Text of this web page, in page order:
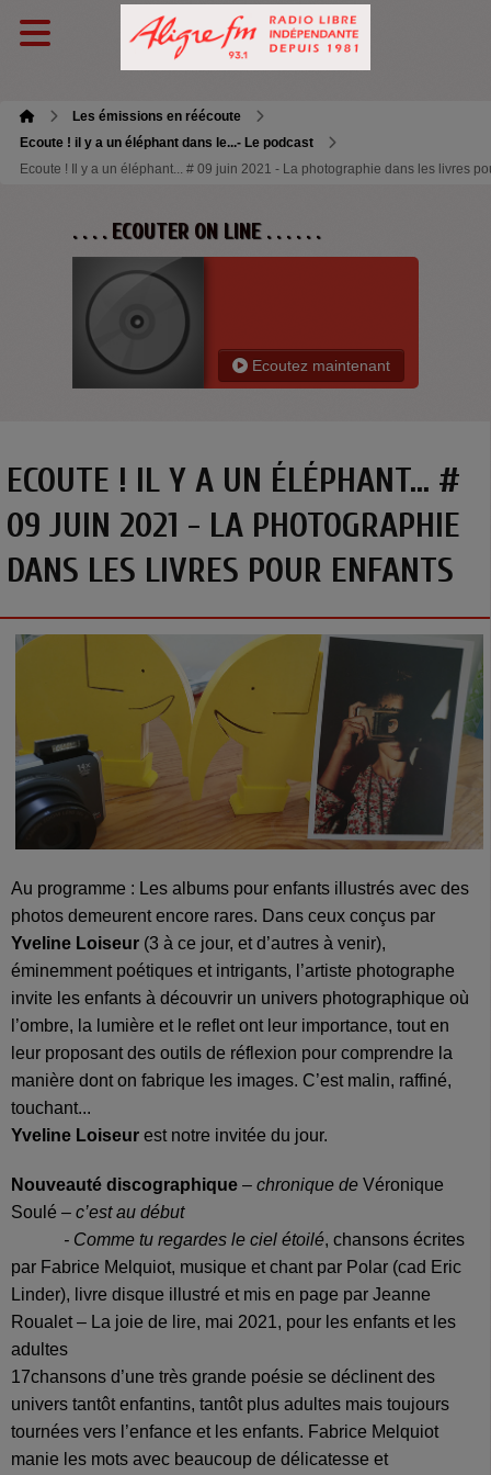
Les émissions en réécoute
Ecoute ! il y a un éléphant dans le...- Le podcast
Ecoute ! Il y a un éléphant... # 09 juin 2021 - La photographie dans les livres
. . . . ECOUTER ON LINE . . . . . .
Ecoutez maintenant
ECOUTE ! IL Y A UN ÉLÉPHANT... #
09 JUIN 2021 - LA PHOTOGRAPHIE
DANS LES LIVRES POUR ENFANTS
Au programme : Les albums pour enfants illustrés avec des
photos demeurent encore rares. Dans ceux conçus par
Yveline Loiseur (3 à ce jour, et d’autres à venir),
éminemment poétiques et intrigants, l’artiste photographe
invite les enfants à découvrir un univers photographique où
l’ombre, la lumière et le reflet ont leur importance, tout en
leur proposant des outils de réflexion pour comprendre la
manière dont on fabrique les images. C’est malin, raffiné,
touchant...
Yveline Loiseur est notre invitée du jour.
Nouveauté discographique – chronique de Véronique
Soulé – c’est au début
- Comme tu regardes le ciel étoilé, chansons écrites
par Fabrice Melquiot, musique et chant par Polar (cad Eric
Linder), livre disque illustré et mis en page par Jeanne
Roualet – La joie de lire, mai 2021, pour les enfants et les
adultes
17chansons d’une très grande poésie se déclinent des
univers tantôt enfantins, tantôt plus adultes mais toujours
tournées vers l’enfance et les enfants. Fabrice Melquiot
manie les mots avec beaucoup de délicatesse et